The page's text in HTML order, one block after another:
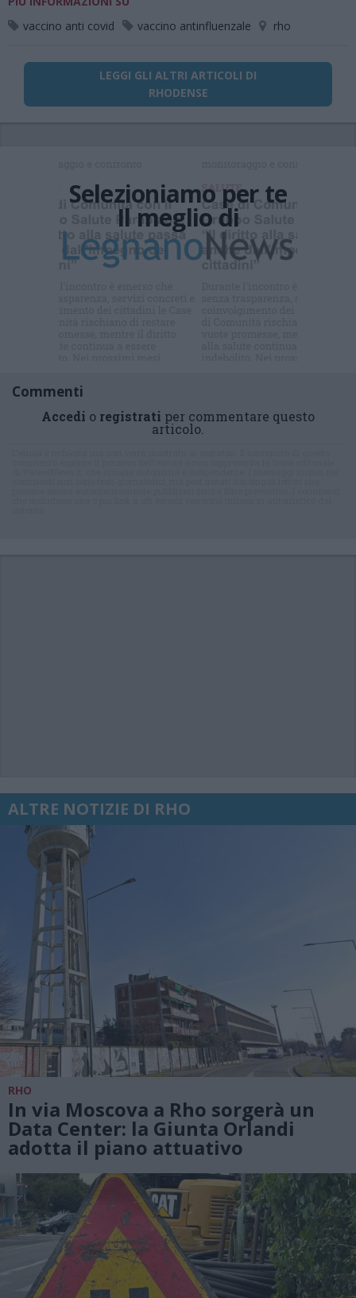
vaccino anti covid
vaccino antinfluenzale rho
LEGGI GLI ALTRI ARTICOLI DI
RHODENSE
Selezioniamo per te
Il meglio di
Commenti
Accedi o registrati per commentare questo
articolo.
ALTRE NOTIZIE DI RHO
RHO
In via Moscova a Rho sorgerà un
Data Center: la Giunta Orlandi
adotta il piano attuativo